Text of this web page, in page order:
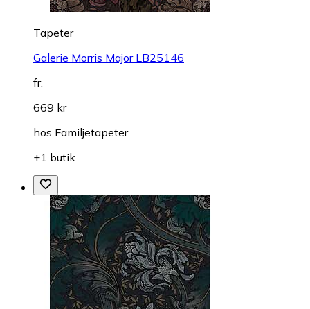
Tapeter
Galerie Morris Major LB25146
fr.
669 kr
hos Familjetapeter
+1 butik